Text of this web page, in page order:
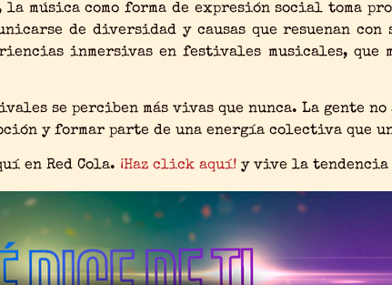
la música como forma de expresión social toma
de diversidad y causas que resuenan
inmersivas en festivales musicales,
se perciben más vivas que nunca. La gente
y formar parte de una energía colectiva que
en Red Cola. ¡Haz click aquí! y vive la tendencia